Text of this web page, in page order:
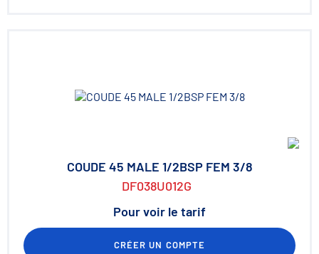
COUDE 45 MALE 1/2BSP FEM 3/8
DF038U012G
Pour voir le tarif
CRÉER UN COMPTE